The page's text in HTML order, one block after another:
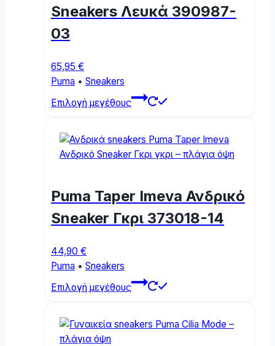
be
chosen
Sneakers Λευκά 390987-
03
65,95 €
Puma • Sneakers
Επιλογή μεγέθους
This
multiple
variants.
may
be
chosen
page
Puma Taper Imeva Ανδρικό
Sneaker Γκρι 373018-14
44,90 €
Puma • Sneakers
Επιλογή μεγέθους
This
multiple